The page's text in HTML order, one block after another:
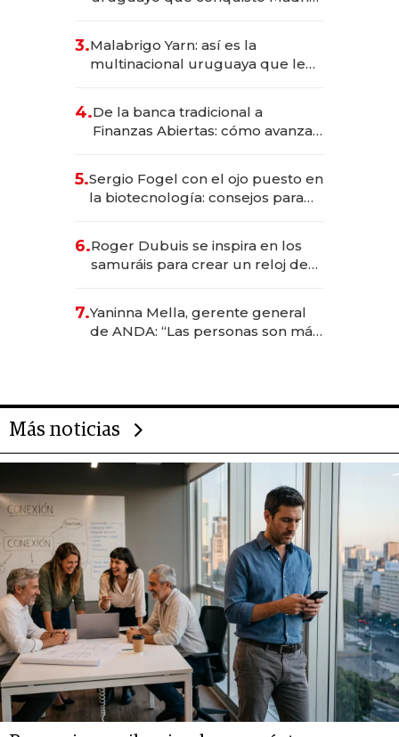
anticipación y prepara apertura
3.Malabrigo Yarn: así es la
multinacional uruguaya que le
4.De la banca tradicional a
Finanzas Abiertas: cómo avanza
5.Sergio Fogel con el ojo puesto en
la biotecnología: consejos para
6.Roger Dubuis se inspira en los
samuráis para crear un reloj de
7.Yaninna Mella, gerente general
de ANDA: “Las personas son más
Más noticias